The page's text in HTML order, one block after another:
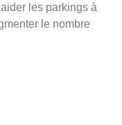
les parkings à
le nombre